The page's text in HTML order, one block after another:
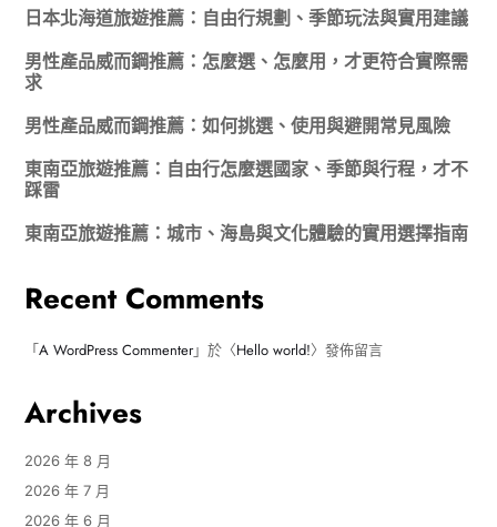
日本北海道旅遊推薦：自由行規劃、季節玩法與實用建議
男性產品威而鋼推薦：怎麼選、怎麼用，才更符合實際需
求
男性產品威而鋼推薦：如何挑選、使用與避開常見風險
東南亞旅遊推薦：自由行怎麼選國家、季節與行程，才不
踩雷
東南亞旅遊推薦：城市、海島與文化體驗的實用選擇指南
Recent Comments
「A WordPress Commenter」於〈Hello world!〉發佈留言
Archives
2026 年 8 月
2026 年 7 月
2026 年 6 月